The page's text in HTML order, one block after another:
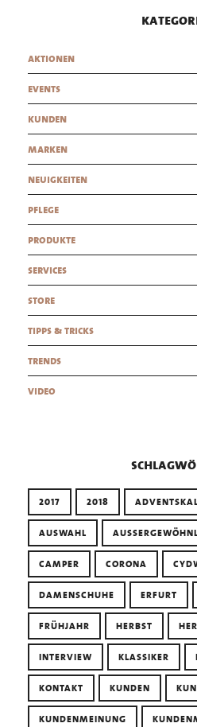
aktionen
events
kunden
marken
neuigkeiten
pflege
produkte
services
store
tipps & tricks
trends
video
2017 2018
AUSWAHL
CAMPER CORONA
DAMENSCHUHE ERFURT
FRÜHJAHR HERBST
INTERVIEW KLASSIKER
KONTAKT KUNDEN
KUNDENMEINUNG